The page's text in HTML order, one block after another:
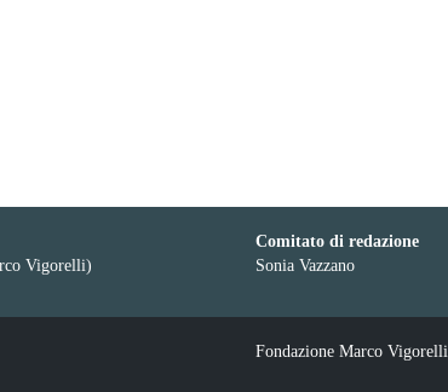
Vigorelli)
Comitato di redazione
Sonia Vazzano
Fondazione Marco Vigorelli